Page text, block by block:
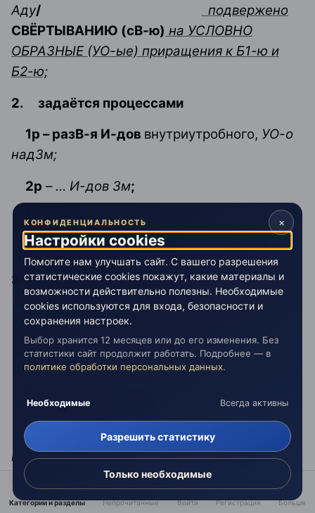
Аду/
подвержено
СВЁРТЫВАНИЮ (сВ-ю) на УСЛОВНО
ОБРАЗНЫЕ (УО-ые) приращения к Б1-ю и
Б2-ю;
2.
задаётся процессами
1р – разВ-я И-дов внутриутробного, УО-о
надЗм;
2р – … И-дов Зм;
1с – сВ-я …Зм;
2с – … И-довзагробного,УО-о подЗм.
3.
будет задан процессами
3р – разВ-я И-довнадЗм;
3с – сВ-я …подЗм.
Кризис Б1-я Связан
с Охватом Евой,самой Охватываемой
Б1-ё
полагающим Лучом1 Адама,
Плода
Древа /
познания добра и зла/бывшего
лишь подУО-ым Охватом Луча1,
Категории и разделы Непрочитанные Войти Регистрация Больше
×
КОНФИДЕНЦИАЛЬНОСТЬ
Настройки cookies
Помогите нам улучшать сайт. С вашего разрешения
статистические cookies покажут, какие материалы и
возможности действительно полезны. Необходимые
cookies используются для входа, безопасности и
сохранения настроек.
Выбор хранится 12 месяцев или до его изменения. Без
статистики сайт продолжит работать. Подробнее — в
политике обработки персональных данных.
Необходимые Всегда активны
Разрешить статистику
Только необходимые